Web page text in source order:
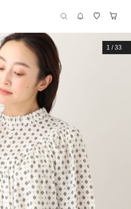
1 /33